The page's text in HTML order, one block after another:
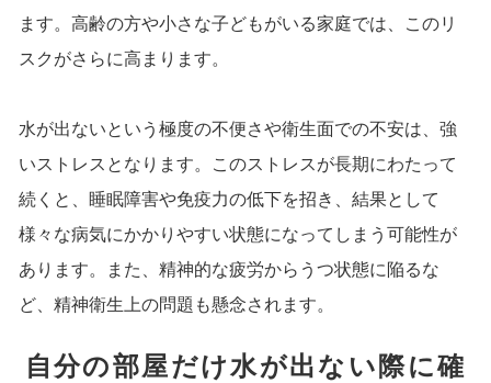
ます。高齢の方や小さな子どもがいる家庭では、このリ
スクがさらに高まります。
水が出ないという極度の不便さや衛生面での不安は、強
いストレスとなります。このストレスが長期にわたって
続くと、睡眠障害や免疫力の低下を招き、結果として
様々な病気にかかりやすい状態になってしまう可能性が
あります。また、精神的な疲労からうつ状態に陥るな
ど、精神衛生上の問題も懸念されます。
自分の部屋だけ水が出ない際に確